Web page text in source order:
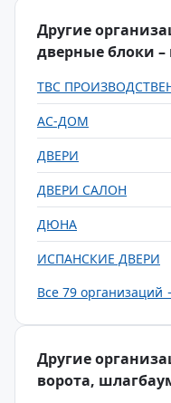
Другие
дверные блоки
ТВС
АС-ДОМ
ДВЕРИ
ДВЕРИ САЛОН
ДЮНА
ИСПАНСКИЕ ДВЕРИ
Все 79 организаций
Другие
ворота,